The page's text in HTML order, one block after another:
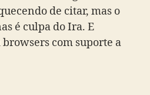
de citar, mas o
é culpa do Ira. E
com suporte a